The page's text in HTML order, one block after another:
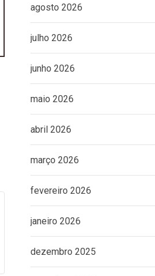
agosto 2026
julho 2026
junho 2026
maio 2026
abril 2026
março 2026
fevereiro 2026
janeiro 2026
dezembro 2025